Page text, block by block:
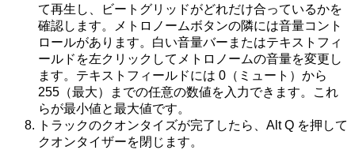
て再生し、ビートグリッドがどれだけ合っているかを
確認します。メトロノームボタンの隣には音量コント
ロールがあります。白い音量バーまたはテキストフィ
ールドを左クリックしてメトロノームの音量を変更し
ます。テキストフィールドには 0（ミュート）から
255（最大）までの任意の数値を入力できます。これ
らが最小値と最大値です。
トラックのクオンタイズが完了したら、Alt Q を押して
クオンタイザーを閉じます。